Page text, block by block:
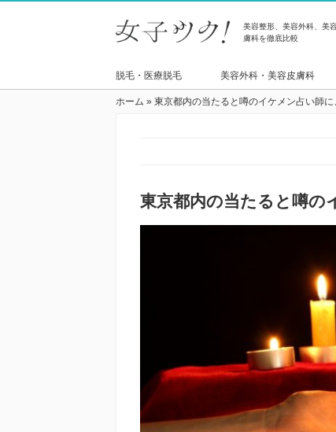
美容整形、美容外科、美
膚科を徹底比較
脱毛・医療脱毛 美容外科・美容皮膚科
ホーム » 東京都内の当たると噂のイケメン占い師
東京都内の当たると噂の